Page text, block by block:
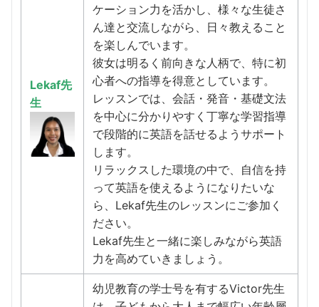
Lekaf先
生
ケーション力を活かし、様々な生徒さ
ん達と交流しながら、日々教えること
を楽しんでいます。
彼女は明るく前向きな人柄で、特に初
心者への指導を得意としています。
レッスンでは、会話・発音・基礎文法
を中心に分かりやすく丁寧な学習指導
で段階的に英語を話せるようサポート
します。
リラックスした環境の中で、自信を持
って英語を使えるようになりたいな
ら、Lekaf先生のレッスンにご参加く
ださい。
Lekaf先生と一緒に楽しみながら英語
力を高めていきましょう。
幼児教育の学士号を有するVictor先生